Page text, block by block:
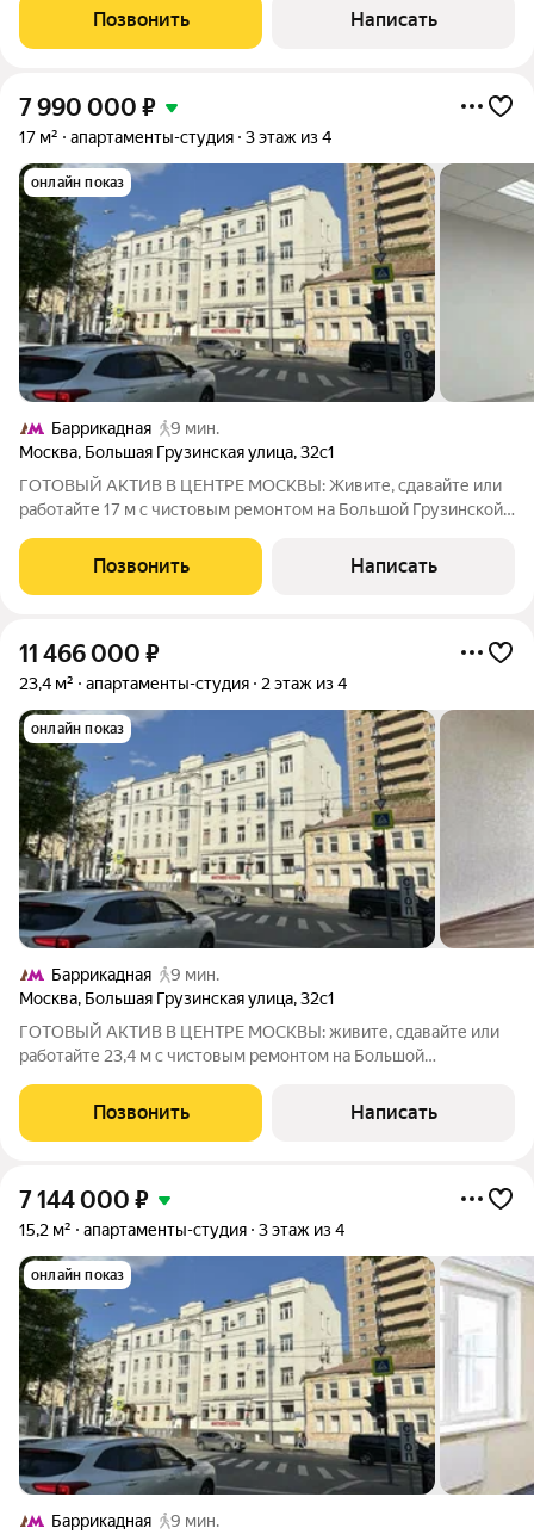
от Белорусской. Никаких пробок, никакого ремонта просто
въезжайте и
Позвонить Написать
7 990 000 ₽
17 м² апартаменты-студия 3 этаж из 4
онлайн показ
Баррикадная
9 мин.
Москва, Большая Грузинская улица,32с1
ГОТОВЫЙ АКТИВ В ЦЕНТРЕ МОСКВЫ: Живите, сдавайте или
работайте 17 м с чистовым ремонтом на Большой Грузинской
Садового кольца. Больше не нужно стоять в пробках всё
рядом. Этот лот универсальный
Позвонить Написать
11 466 000 ₽
23,4 м² апартаменты-студия 2 этаж из 4
онлайн показ
Баррикадная
9 мин.
Москва, Большая Грузинская улица,32с1
ГОТОВЫЙ АКТИВ В ЦЕНТРЕ МОСКВЫ: живите, сдавайте или
работайте 23,4 м с чистовым ремонтом на Большой
студия в двух минутах от Белорусской. Никаких пробок,
никакого ремонта просто въезжайте и
Позвонить Написать
7 144 000 ₽
15,2 м² апартаменты-студия 3 этаж из 4
онлайн показ
Баррикадная
9 мин.